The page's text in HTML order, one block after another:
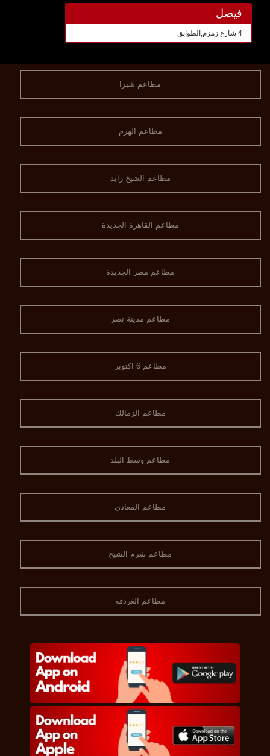
فيصل
4 شارع زمزم,الطوابق
مطاعم شبرا
مطاعم الهرم
مطاعم الشيخ زايد
مطاعم القاهرة الجديدة
مطاعم مصر الجديدة
مطاعم مدينة نصر
مطاعم 6 اكتوبر
مطاعم الزمالك
مطاعم وسط البلد
مطاعم المعادي
مطاعم شرم الشيخ
مطاعم الغردقه